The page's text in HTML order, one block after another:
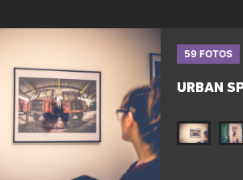
59 FOTOS
URBAN